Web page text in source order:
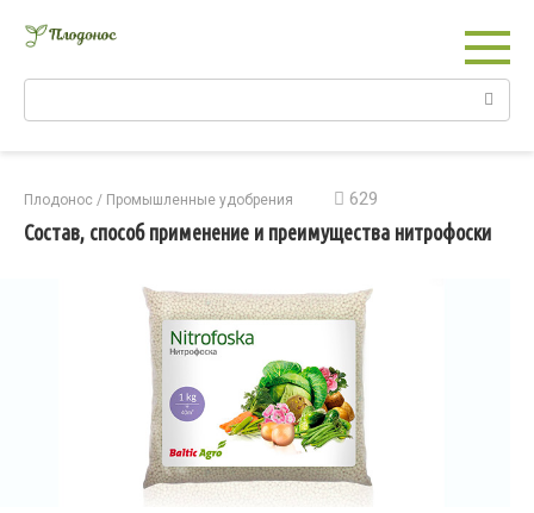
Плодонос / Промышленные удобрения 629
Состав, способ применение и преимущества нитрофоски